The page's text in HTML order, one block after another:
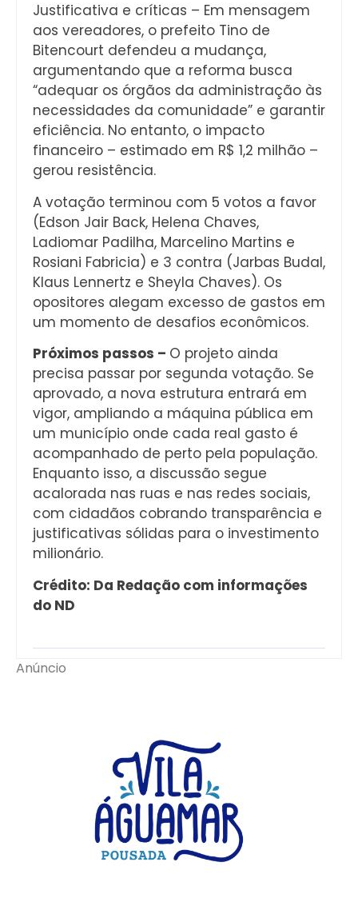
Justificativa e críticas – Em mensagem
aos vereadores, o prefeito Tino de
Bitencourt defendeu a mudança,
argumentando que a reforma busca
“adequar os órgãos da administração às
necessidades da comunidade” e garantir
eficiência. No entanto, o impacto
financeiro – estimado em R$ 1,2 milhão –
gerou resistência.
A votação terminou com 5 votos a favor
(Edson Jair Back, Helena Chaves,
Ladiomar Padilha, Marcelino Martins e
Rosiani Fabricia) e 3 contra (Jarbas Budal,
Klaus Lennertz e Sheyla Chaves). Os
opositores alegam excesso de gastos em
um momento de desafios econômicos.
Próximos passos – O projeto ainda
precisa passar por segunda votação. Se
aprovado, a nova estrutura entrará em
vigor, ampliando a máquina pública em
um município onde cada real gasto é
acompanhado de perto pela população.
Enquanto isso, a discussão segue
acalorada nas ruas e nas redes sociais,
com cidadãos cobrando transparência e
justificativas sólidas para o investimento
milionário.
Crédito: Da Redação com informações
do ND
Anúncio